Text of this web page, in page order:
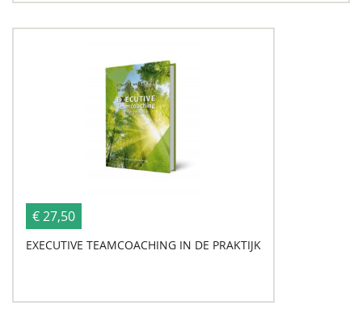
€ 27,50
EXECUTIVE TEAMCOACHING IN DE PRAKTIJK